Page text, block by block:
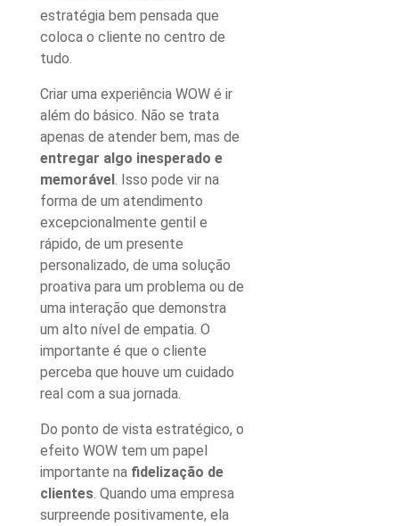
estratégia bem pensada que
coloca o cliente no centro de
tudo.
Criar uma experiência WOW é ir
além do básico. Não se trata
apenas de atender bem, mas de
entregar algo inesperado e
memorável . Isso pode vir na
forma de um atendimento
excepcionalmente gentil e
rápido, de um presente
personalizado, de uma solução
proativa para um problema ou de
uma interação que demonstra
um alto nível de empatia. O
importante é que o cliente
perceba que houve um cuidado
real com a sua jornada.
Do ponto de vista estratégico, o
efeito WOW tem um papel
importante na fidelização de
clientes . Quando uma empresa
surpreende positivamente, ela